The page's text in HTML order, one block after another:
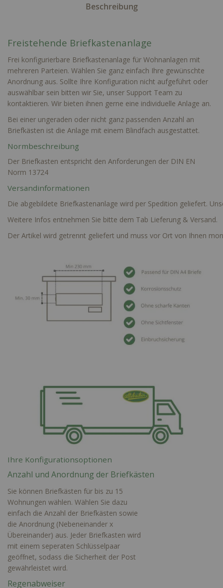
Beschreibung
Freistehende Briefkastenanlage
Frei konfigurierbare Briefkastenanlage für Wohnanlagen mit
mehreren Parteien. Wählen Sie ganz einfach Ihre gewünschte
Anordnung aus. Sollte Ihre Konfiguration nicht aufgeführt oder
auswählbar sein bitten wir Sie, unser Support Team zu
kontaktieren. Wir bieten ihnen gerne eine individuelle Anlage an.
Bei einer ungeraden oder nicht ganz passenden Anzahl an
Briefkästen ist die Anlage mit einem Blindfach ausgestattet.
Normbeschreibung
Der Briefkasten entspricht den Anforderungen der DIN EN
Norm 13724
Versandinformationen
Die abgebildete Briefkastenanlage wird per Spedition geliefert.
Weitere Infos entnehmen Sie bitte dem Tab Lieferung & Versand.
Der Artikel wird getrennt geliefert und muss vor Ort von Ihnen
Ihre Konfigurationsoptionen
Anzahl und Anordnung der Briefkästen
Sie können Briefkästen für bis zu 15
Wohnungen wählen. Wählen Sie dazu
einfach die Anzahl der Briefkästen sowie
die Anordnung (Nebeneinander x
Übereinander) aus. Jeder Briefkasten wird
mit einem seperaten Schlüsselpaar
geöffnet, sodass die Sicherheit der Post
gewährleistet wird.
Regenabweiser